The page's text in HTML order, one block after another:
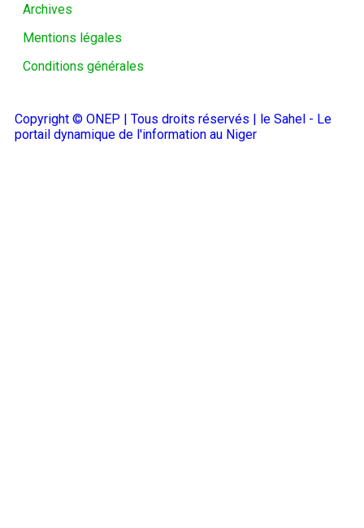
Archives
Mentions légales
Conditions générales
Copyright © ONEP | Tous droits réservés | le Sahel - Le
portail dynamique de l'information au Niger